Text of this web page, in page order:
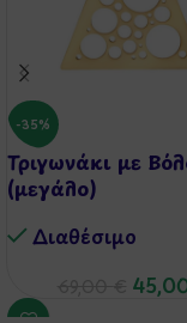
-35%
Τριγωνάκι με
(μεγάλο)
Διαθέσιμo